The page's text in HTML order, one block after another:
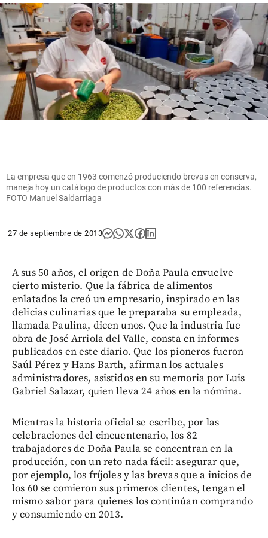
La empresa que en 1963 comenzó produciendo brevas en conserva,
maneja hoy un catálogo de productos con más de 100 referencias.
FOTO Manuel Saldarriaga
27 de septiembre de 2013
A sus 50 años, el origen de Doña Paula envuelve
cierto misterio. Que la fábrica de alimentos
enlatados la creó un empresario, inspirado en las
delicias culinarias que le preparaba su empleada,
llamada Paulina, dicen unos. Que la industria fue
obra de José Arriola del Valle, consta en informes
publicados en este diario. Que los pioneros fueron
Saúl Pérez y Hans Barth, afirman los actuales
administradores, asistidos en su memoria por Luis
Gabriel Salazar, quien lleva 24 años en la nómina.
Mientras la historia oficial se escribe, por las
celebraciones del cincuentenario, los 82
trabajadores de Doña Paula se concentran en la
producción, con un reto nada fácil: asegurar que,
por ejemplo, los fríjoles y las brevas que a inicios de
los 60 se comieron sus primeros clientes, tengan el
mismo sabor para quienes los continúan comprando
y consumiendo en 2013.